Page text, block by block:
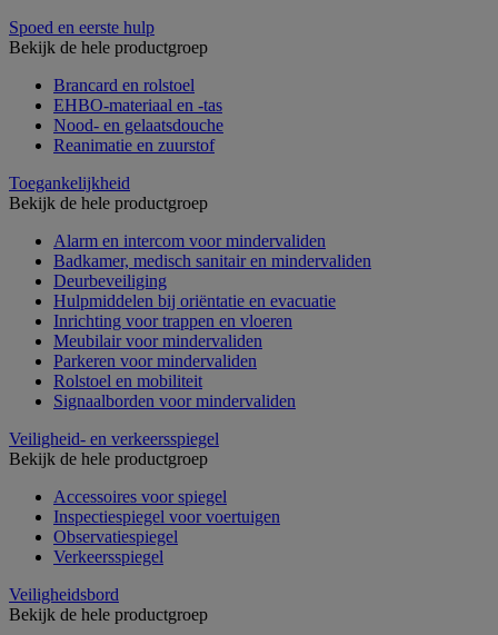
Spoed en eerste hulp
Bekijk de hele productgroep
Brancard en rolstoel
EHBO-materiaal en -tas
Nood- en gelaatsdouche
Reanimatie en zuurstof
Toegankelijkheid
Bekijk de hele productgroep
Alarm en intercom voor mindervaliden
Badkamer, medisch sanitair en mindervaliden
Deurbeveiliging
Hulpmiddelen bij oriëntatie en evacuatie
Inrichting voor trappen en vloeren
Meubilair voor mindervaliden
Parkeren voor mindervaliden
Rolstoel en mobiliteit
Signaalborden voor mindervaliden
Veiligheid- en verkeersspiegel
Bekijk de hele productgroep
Accessoires voor spiegel
Inspectiespiegel voor voertuigen
Observatiespiegel
Verkeersspiegel
Veiligheidsbord
Bekijk de hele productgroep